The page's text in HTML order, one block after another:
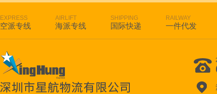
EXPRESS
空派专线
AIRLIFT
海派专线
SHIPPING
国际快递
RAILWAY
一件代发